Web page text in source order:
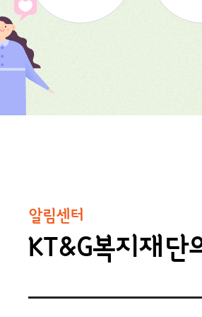
알림센터
KT&G복지재단